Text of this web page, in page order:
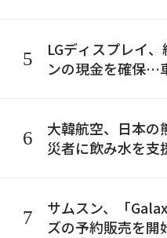
5
LGディスプレイ
ンの現金を確保…
6
大韓航空、日本の
災者に飲み水を支
7
サムスン、「
ズの予約販売を